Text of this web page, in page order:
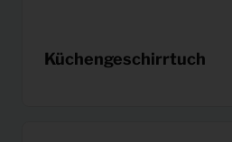
Küchengeschirrtuch